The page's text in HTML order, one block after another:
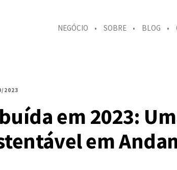
NEGÓCIO SOBRE BLOG
2023
em 2023:
em